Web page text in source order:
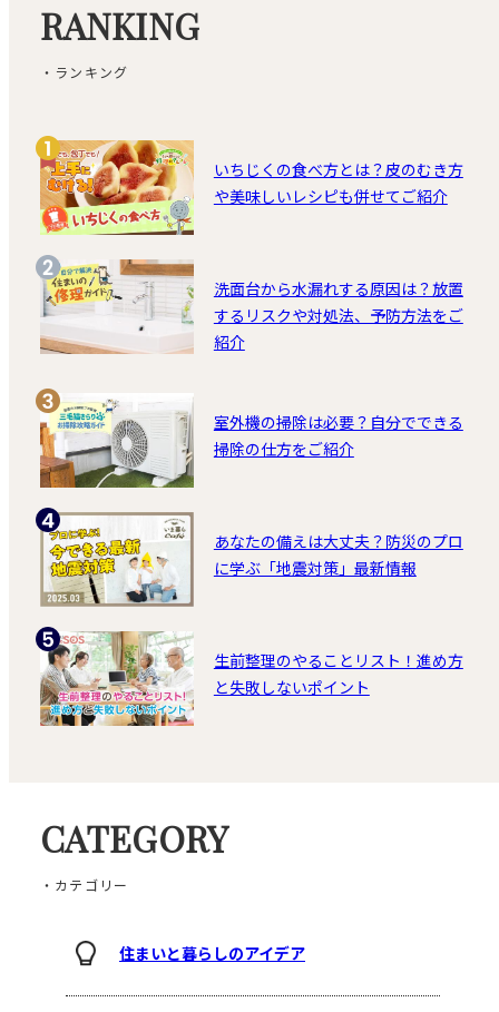
RANKING
・ランキング
いちじくの食べ方とは？皮のむき方
や美味しいレシピも併せてご紹介
洗面台から水漏れする原因は？放置
するリスクや対処法、予防方法をご
紹介
室外機の掃除は必要？自分でできる
掃除の仕方をご紹介
あなたの備えは大丈夫？防災のプロ
に学ぶ「地震対策」最新情報
生前整理のやることリスト！進め方
と失敗しないポイント
CATEGORY
・カテゴリー
住まいと暮らしのアイデア